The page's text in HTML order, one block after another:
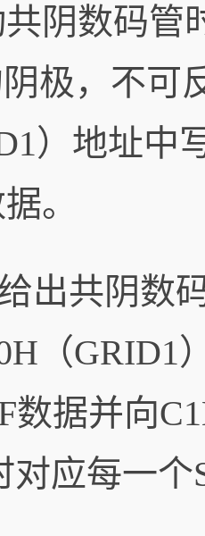
数码管时
极，不可
）地址中
。
共阴数码
（GRID1
数据并向
对应每一